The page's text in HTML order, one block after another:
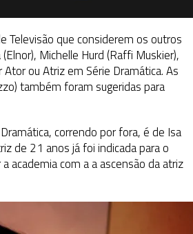
Televisão que considerem os outros
Michelle Hurd (Raffi Muskier),
Ator ou Atriz em Série Dramática. As
também foram sugeridas para
correndo por fora, é de Isa
de 21 anos já foi indicada para o
academia com a a ascensão da atriz